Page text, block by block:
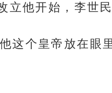
他开始，李世
这个皇帝放在眼